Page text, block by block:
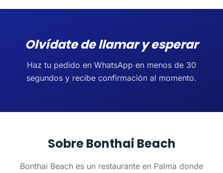
Olvídate de llamar y esperar
Haz tu pedido en WhatsApp en menos de 30
segundos y recibe confirmación al momento.
Sobre Bonthai Beach
Bonthai Beach es un restaurante en Palma donde